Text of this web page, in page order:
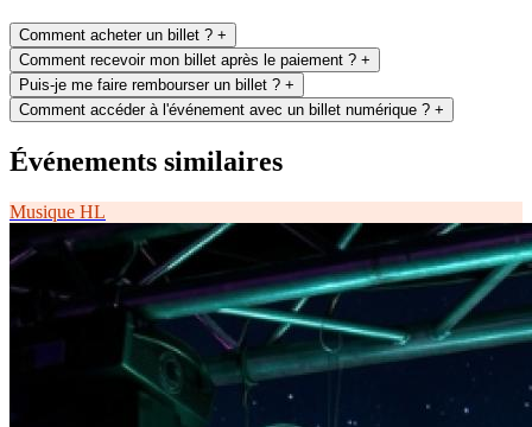
Comment acheter un billet ? +
Comment recevoir mon billet après le paiement ? +
Puis-je me faire rembourser un billet ? +
Comment accéder à l'événement avec un billet numérique ? +
Événements similaires
Musique HL